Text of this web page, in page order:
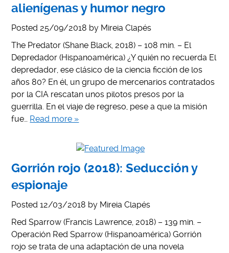
alienígenas y humor negro
Posted 25/09/2018 by Mireia Clapés
The Predator (Shane Black, 2018) – 108 min. – El
Depredador (Hispanoamérica) ¿Y quién no recuerda El
depredador, ese clásico de la ciencia ficción de los
años 80? En él, un grupo de mercenarios contratados
por la CIA rescatan unos pilotos presos por la
guerrilla. En el viaje de regreso, pese a que la misión
fue… Read more »
Gorrión rojo (2018): Seducción y
espionaje
Posted12/03/2018 by Mireia Clapés
Red Sparrow (Francis Lawrence, 2018) – 139 min. –
Operación Red Sparrow (Hispanoamérica) Gorrión
rojo se trata de una adaptación de una novela